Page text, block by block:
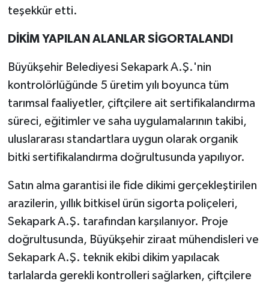
teşekkür etti.
DİKİM YAPILAN ALANLAR SİGORTALANDI
Büyükşehir Belediyesi Sekapark A.Ş.'nin
kontrolörlüğünde 5 üretim yılı boyunca tüm
tarımsal faaliyetler, çiftçilere ait sertifikalandırma
süreci, eğitimler ve saha uygulamalarının takibi,
uluslararası standartlara uygun olarak organik
bitki sertifikalandırma doğrultusunda yapılıyor.
Satın alma garantisi ile fide dikimi gerçekleştirilen
arazilerin, yıllık bitkisel ürün sigorta poliçeleri,
Sekapark A.Ş. tarafından karşılanıyor. Proje
doğrultusunda, Büyükşehir ziraat mühendisleri ve
Sekapark A.Ş. teknik ekibi dikim yapılacak
tarlalarda gerekli kontrolleri sağlarken, çiftçilere